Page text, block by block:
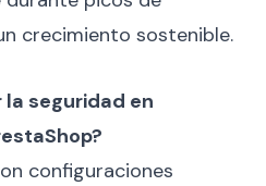
crecimiento sostenible.
seguridad en
configuraciones